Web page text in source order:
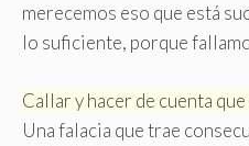
merecemos eso que está
lo suficiente, porque
Callar y hacer de cuenta
Una falacia que trae